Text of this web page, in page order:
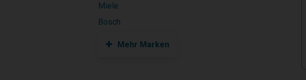
Miele
Bosch
Mehr Marken